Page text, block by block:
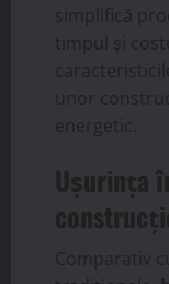
simplifică
timpul și
unor
energetic.
Ușurința
Comparativ